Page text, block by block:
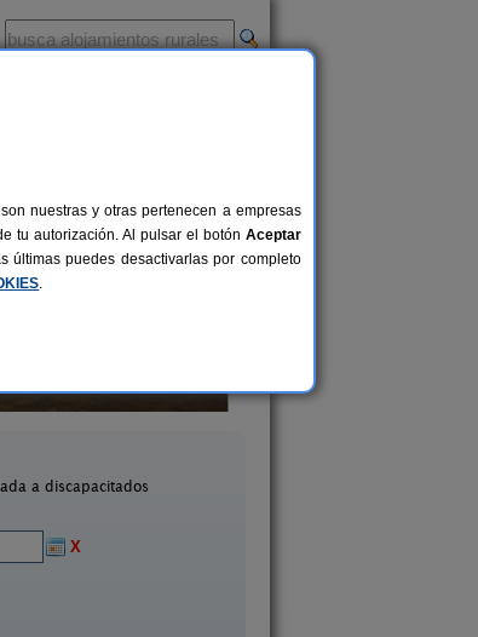
La Puebla de Los
a discapacitados
X
nuestras y otras pertenecen a empresas
tu autorización. Al pulsar el botón Aceptar
últimas puedes desactivarlas por completo
.